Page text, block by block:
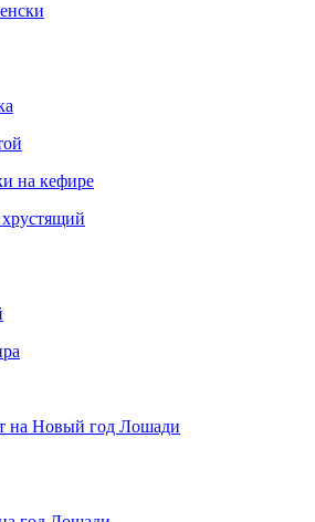
на кефире
на Новый год Лошади